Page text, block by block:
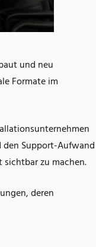
und neu
Formate im
den Support-Aufwand
zu machen.
deren